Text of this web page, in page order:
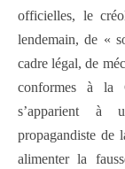
officielles, le
lendemain, de «
cadre légal, de
conformes à la
s’apparient à
propagandiste de
alimenter la